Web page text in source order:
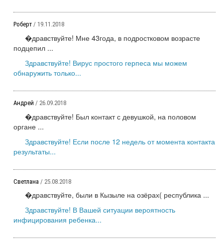
Роберт / 19.11.2018
�дравствуйте! Мне 43года, в подростковом возрасте
подцепил ...
Здравствуйте! Вирус простого герпеса мы можем
обнаружить только...
Андрей / 26.09.2018
�дравствуйте! Был контакт с девушкой, на половом
органе ...
Здравствуйте! Если после 12 недель от момента контакта
результаты...
Светлана / 25.08.2018
�дравствуйте, были в Кызыле на озёрах( республика ...
Здравствуйте! В Вашей ситуации вероятность
инфицирования ребенка...